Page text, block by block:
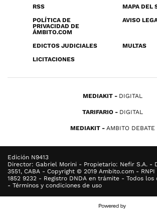
RSS
MAPA DEL
POLÍTICA DE
PRIVACIDAD DE
ÁMBITO.COM
AVISO
EDICTOS JUDICIALES
MULTAS
LICITACIONES
MEDIAKIT DIGITAL
TARIFARIO DIGITAL
MEDIAKIT AMBITO DEBATE
Edición N9413
Director: Gabriel Morini - Propietario: Nefir S.A. -
3551, CABA - Copyright © 2019 Ambito.com -
1852 9232 - Registro DNDA en trámite - Todos los
- Términos y condiciones de uso